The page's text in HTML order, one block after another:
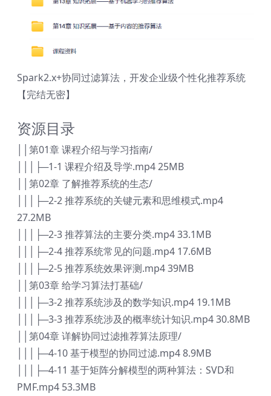
Spark2.x+协同过滤算法，开发企业级个性化推荐系统
【完结无密】
资源目录
││第01章 课程介绍与学习指南/
│││├─1-1 课程介绍及导学.mp4 25MB
││第02章 了解推荐系统的生态/
│││├─2-2 推荐系统的关键元素和思维模式.mp4
27.2MB
│││├─2-3 推荐算法的主要分类.mp4 33.1MB
│││├─2-4 推荐系统常见的问题.mp4 17.6MB
│││├─2-5 推荐系统效果评测.mp4 39MB
││第03章 给学习算法打基础/
│││├─3-2 推荐系统涉及的数学知识.mp4 19.1MB
│││├─3-3 推荐系统涉及的概率统计知识.mp4 30.8MB
││第04章 详解协同过滤推荐算法原理/
│││├─4-10 基于模型的协同过滤.mp4 8.9MB
│││├─4-11 基于矩阵分解模型的两种算法：SVD和
PMF.mp4 53.3MB